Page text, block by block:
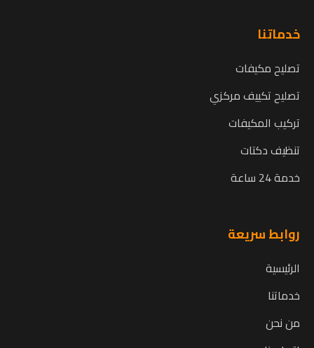
خدماتنا
تصليح مكيفات
تصليح تكييف مركزي
تركيب المكيفات
تنظيف دكتات
خدمة 24 ساعة
روابط سريعة
الرئيسية
خدماتنا
من نحن